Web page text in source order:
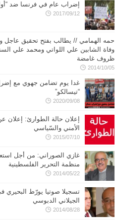
إضراب عام في فرنسا ضد
2017/09/12
حمه الهمامي // يطالب بفتح تحقيق
وفاة الشابين علي اللواتي ومحمد علي
ظروف غامضة
2014/10/05
غدا يوم تضامن جهوي مع
“تيسالكو”
2020/09/08
إعلان حالة الطوارئ: إعلان
الأمني والسّياسي
2015/07/10
غازي الصوراني: من أجل
منظمة التحرير الفلسطينية
2014/05/22
تسجيلا صوتيا يورّط البحيري
الجيلاني الدبوسي
2014/08/28